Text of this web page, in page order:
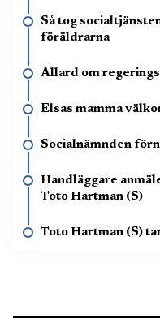
Så tog
föräldrarna
Allard om
Elsas mamma
Socialnämnden
Handläggare
Toto Hartman (S)
Toto Hartman (S)